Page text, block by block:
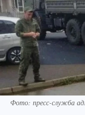
Фото: пресс-служба